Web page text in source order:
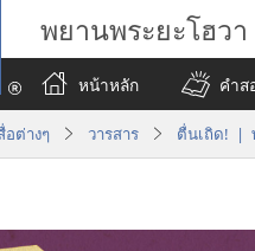
พยานพระยะโฮวา
หน้าหลัก
คำส
ต่างๆ วารสาร ตื่นเถิด! |